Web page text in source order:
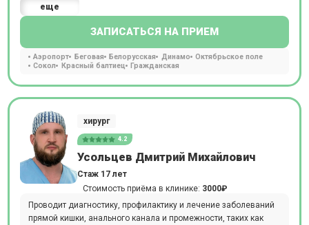
еще
ЗАПИСАТЬСЯ НА ПРИЕМ
Аэропорт Беговая Белорусская Динамо
Октябрьское поле
Сокол
Красный балтиец Гражданская
хирург
4.2
Усольцев Дмитрий Михайлович
Стаж 17 лет
Стоимость приёма в клинике: 3000₽
Проводит диагностику, профилактику и лечение заболеваний
прямой кишки, анального канала и промежности, таких как